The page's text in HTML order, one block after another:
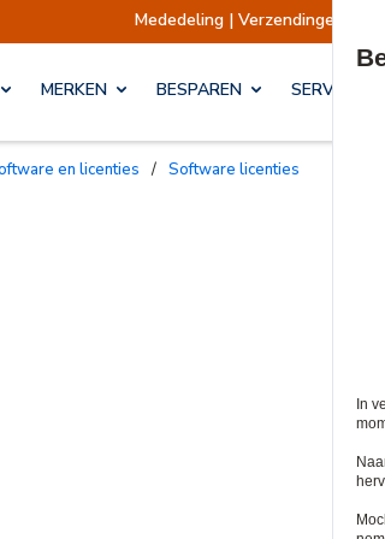
| Verzendingen opgeschort
MERKEN BESPAREN SERVICES
en licenties / Software licenties